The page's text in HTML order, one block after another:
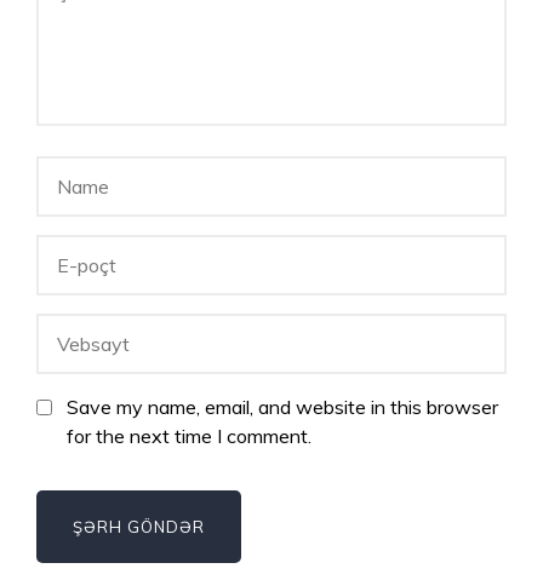
Save my name, email, and website in this browser
for the next time I comment.